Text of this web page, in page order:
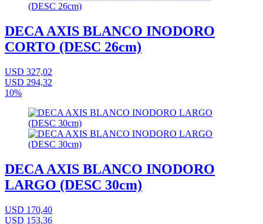
DECA AXIS BLANCO INODORO
CORTO (DESC 26cm)
USD 327,02
USD 294,32
10%
DECA AXIS BLANCO INODORO
LARGO (DESC 30cm)
USD 170,40
USD 153,36